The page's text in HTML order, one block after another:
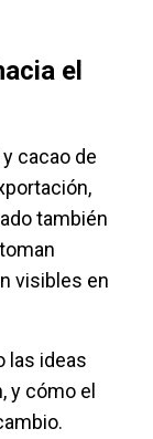
el
cacao de
también
visibles en
las ideas
y cómo el